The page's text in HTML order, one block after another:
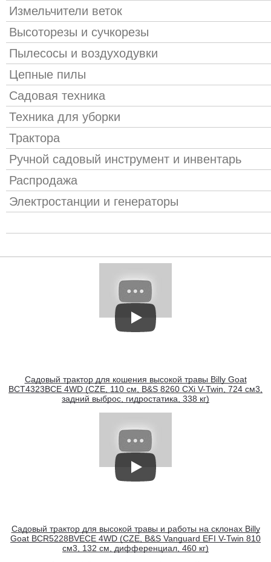
Измельчители веток
Высоторезы и сучкорезы
Пылесосы и воздуходувки
Цепные пилы
Садовая техника
Техника для уборки
Трактора
Ручной садовый инструмент и инвентарь
Распродажа
Электростанции и генераторы
Садовый трактор для кошения высокой травы Billy Goat
BCT4323BCE 4WD (CZE, 110 см, B&S 8260 CXi V-Twin, 724 см3,
задний выброс, гидростатика, 338 кг)
Садовый трактор для высокой травы и работы на склонах Billy
Goat BCR5228BVECE 4WD (CZE, B&S Vanguard EFI V-Twin 810
см3, 132 см, дифференциал, 460 кг)